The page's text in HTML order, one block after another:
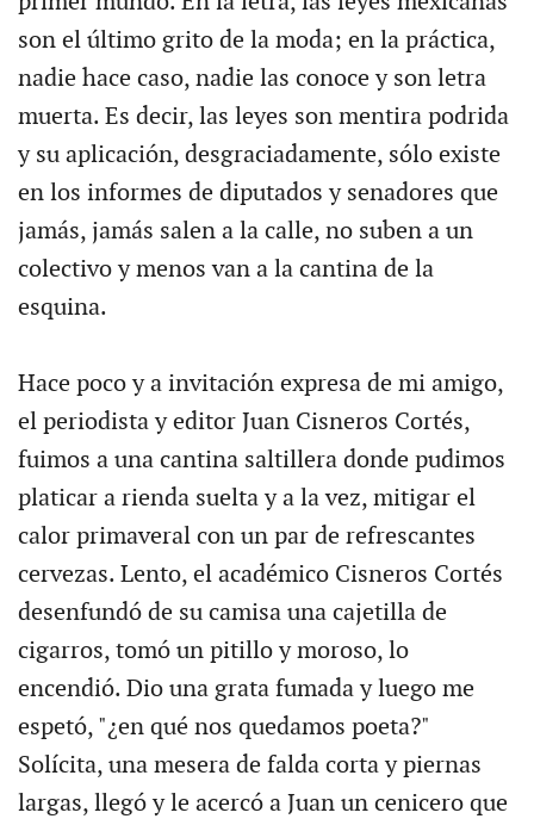
son el último grito de la moda; en la práctica,
nadie hace caso, nadie las conoce y son letra
muerta. Es decir, las leyes son mentira podrida
y su aplicación, desgraciadamente, sólo existe
en los informes de diputados y senadores que
jamás, jamás salen a la calle, no suben a un
colectivo y menos van a la cantina de la
esquina.
Hace poco y a invitación expresa de mi amigo,
el periodista y editor Juan Cisneros Cortés,
fuimos a una cantina saltillera donde pudimos
platicar a rienda suelta y a la vez, mitigar el
calor primaveral con un par de refrescantes
cervezas. Lento, el académico Cisneros Cortés
desenfundó de su camisa una cajetilla de
cigarros, tomó un pitillo y moroso, lo
encendió. Dio una grata fumada y luego me
espetó, "¿en qué nos quedamos poeta?"
Solícita, una mesera de falda corta y piernas
largas, llegó y le acercó a Juan un cenicero que